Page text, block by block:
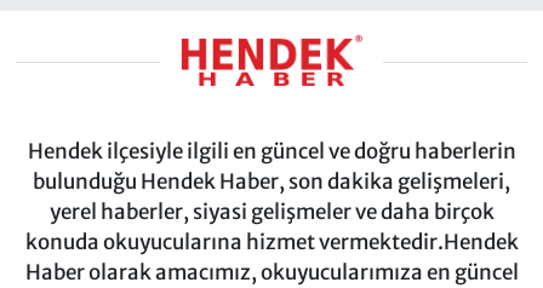
Hendek ilçesiyle ilgili en güncel ve doğru haberlerin
bulunduğu Hendek Haber, son dakika gelişmeleri,
yerel haberler, siyasi gelişmeler ve daha birçok
konuda okuyucularına hizmet vermektedir.Hendek
Haber olarak amacımız, okuyucularımıza en güncel